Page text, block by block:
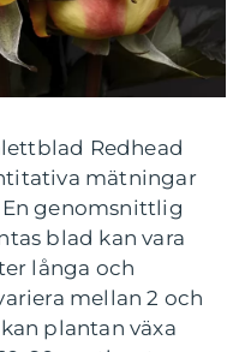
Redhead
mätningar
genomsnittlig
blad kan vara
långa och
mellan 2 och
plantan växa